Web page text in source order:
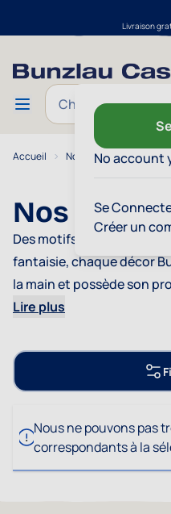
Livraison
No account
Se
Créer un
Chercher
Accueil Nos collections
Nos
Des motifs bleus
fantaisie, chaque décor
la main et possède son
associez et composez la
Lire plus
Nous ne pouvons pas
correspondants à la